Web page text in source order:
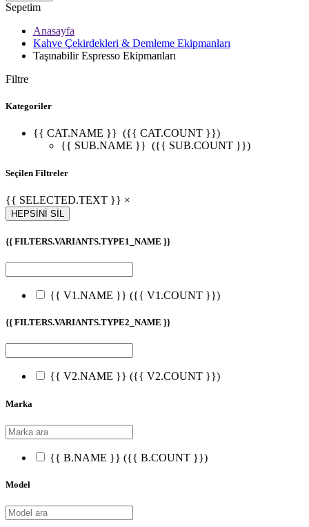
Sepetim
Anasayfa
Kahve Çekirdekleri & Demleme Ekipmanları
Taşınabilir Espresso Ekipmanları
Filtre
Kategoriler
{{ CAT.NAME }} ({{ CAT.COUNT }})
{{ SUB.NAME }} ({{ SUB.COUNT }})
Seçilen Filtreler
{{ SELECTED.TEXT }} ×
HEPSİNİ SİL
{{ FILTERS.VARIANTS.TYPE1_NAME }}
{{ V1.NAME }} ({{ V1.COUNT }})
{{ FILTERS.VARIANTS.TYPE2_NAME }}
{{ V2.NAME }} ({{ V2.COUNT }})
Marka
{{ B.NAME }} ({{ B.COUNT }})
Model